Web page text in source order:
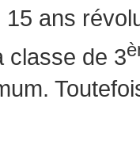
ans
classe de 3